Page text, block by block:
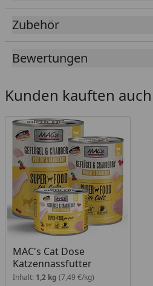
Gewicht in kg Cups pro Tag
3 - 5 kg
Zubehör
Bewertungen
Kunden kauften auch
MAC's Cat Dose
Katzennassfutter
Inhalt: 1,2 kg (7,49 €/kg)